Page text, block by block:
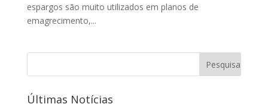
espargos são muito utilizados em planos de
emagrecimento,...
Últimas Notícias